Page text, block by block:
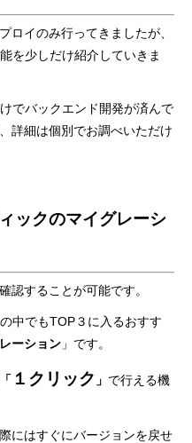
ロイのみ行ってきましたが、
を少しだけ紹介していきま
でバックエンド開発が済んで
詳細は個別でお調べいただけ
ックのマイグレーシ
認することが可能です。
中でもTOP３に入るおすす
ーション 」です。
１クリック 」 で行える機
にはすぐにバージョンを戻せ